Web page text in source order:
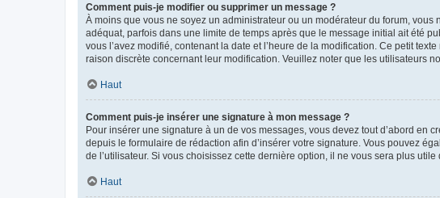
Comment puis-je modifier ou supprimer un message ?
À moins que vous ne soyez un administrateur ou un modérateur du forum,
adéquat, parfois dans une limite de temps après que le message initial ait été
vous l’avez modifié, contenant la date et l’heure de la modification. Ce petit
raison discrète concernant leur modification. Veuillez noter que les utilisateurs
Haut
Comment puis-je insérer une signature à mon message ?
Pour insérer une signature à un de vos messages, vous devez tout d’abord en
depuis le formulaire de rédaction afin d’insérer votre signature. Vous pouvez
de l’utilisateur. Si vous choisissez cette dernière option, il ne vous sera plus
Haut